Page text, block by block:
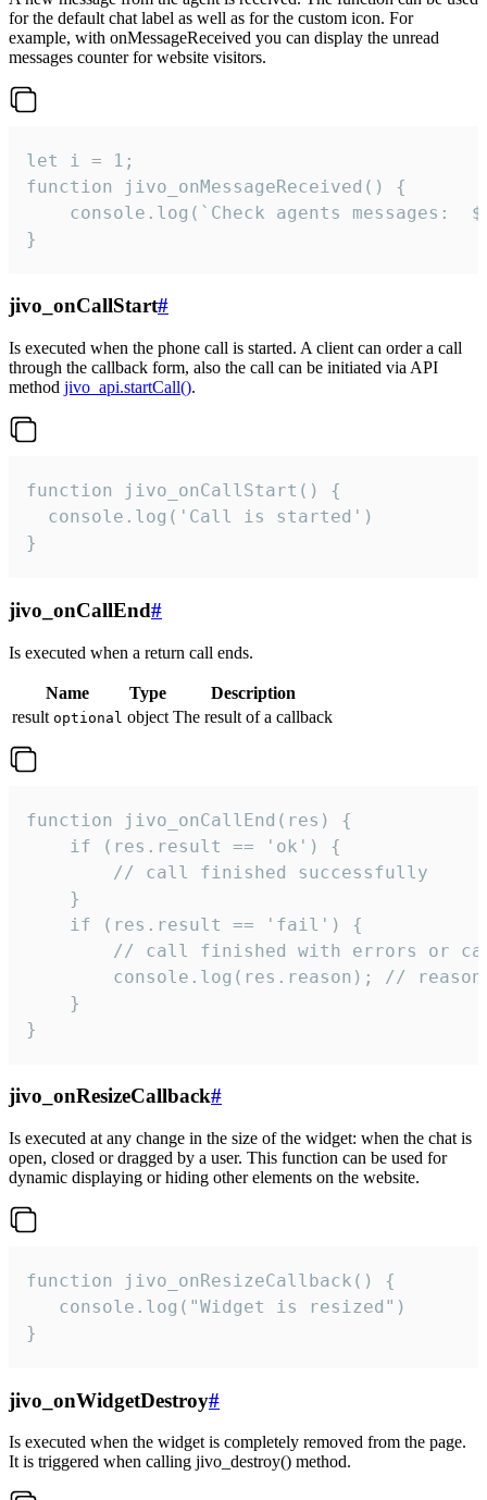
for the default chat label as well as for the custom icon. For
example, with onMessageReceived you can display the unread
messages counter for website visitors.
let i = 1;
function jivo_onMessageReceived() {
}
jivo_onCallStart#
Is executed when the phone call is started. A client can order a call
through the callback form, also the call can be initiated via API
method jivo_api.startCall().
function jivo_onCallStart() {
  console.log('Call is started')
}
jivo_onCallEnd#
Is executed when a return call ends.
Name Type
Description
result optional object The result of a callback
function jivo_onCallEnd(res) {
    if (res.result == 'ok') {
        // call finished successfully
    }
    if (res.result == 'fail') {
// call finished with errors or
console.log(res.reason); //
    }
}
jivo_onResizeCallback#
Is executed at any change in the size of the widget: when the chat is
open, closed or dragged by a user. This function can be used for
dynamic displaying or hiding other elements on the website.
function jivo_onResizeCallback() {
   console.log("Widget is resized")
}
jivo_onWidgetDestroy#
Is executed when the widget is completely removed from the page.
It is triggered when calling jivo_destroy() method.